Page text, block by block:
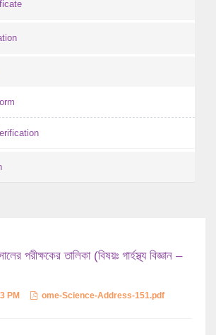
পরীক্ষকের তালিকা (বিষয়ঃ গার্হস্থ্য বিজ্ঞান –
PM ome-Science-Address-151.pdf